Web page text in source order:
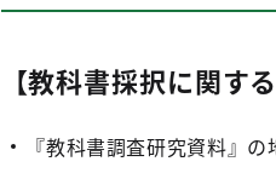
【教科書採択に関す
『教科書調査研究資料』